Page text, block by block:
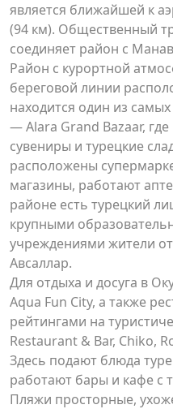
является ближайшей к
(94 км). Общественный
соединяет район с
Район с курортной
береговой линии
находится один из
— Alara Grand Bazaar,
сувениры и турецкие
расположены
магазины, работают
районе есть турецкий
крупными
учреждениями жители
Авсаллар.
Для отдыха и досуга в
Aqua Fun City, а также
рейтингами на
Restaurant & Bar, Chiko,
Здесь подают блюда
работают бары и кафе с
Пляжи просторные,